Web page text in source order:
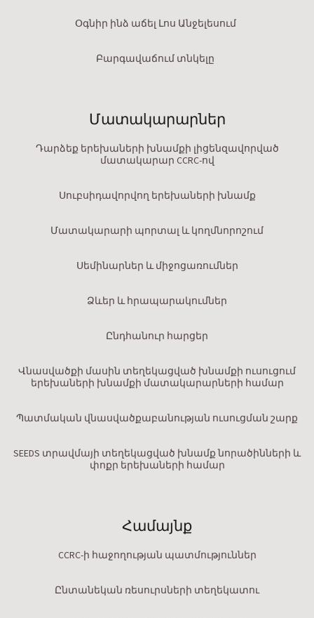
Օգնիր ինձ աճել Լոս Անջելեսում
Բարգավաճում տնկելը
Մատակարարներ
Դարձեք երեխաների խնամքի լիցենզավորված
մատակարար CCRC-ով
Սուբսիդավորվող երեխաների խնամք
Մատակարարի պորտալ և կողմնորոշում
Սեմինարներ և միջոցառումներ
Ձևեր և հրապարակումներ
Ընդհանուր հարցեր
Վնասվածքի մասին տեղեկացված խնամքի ուսուցում
երեխաների խնամքի մատակարարների համար
Պատմական վնասվածքաբանության ուսուցման շարք
SEEDS տրավմայի տեղեկացված խնամք նորածինների և
փոքր երեխաների համար
Համայնք
CCRC-ի հաջողության պատմություններ
Ընտանեկան ռեսուրսների տեղեկատու